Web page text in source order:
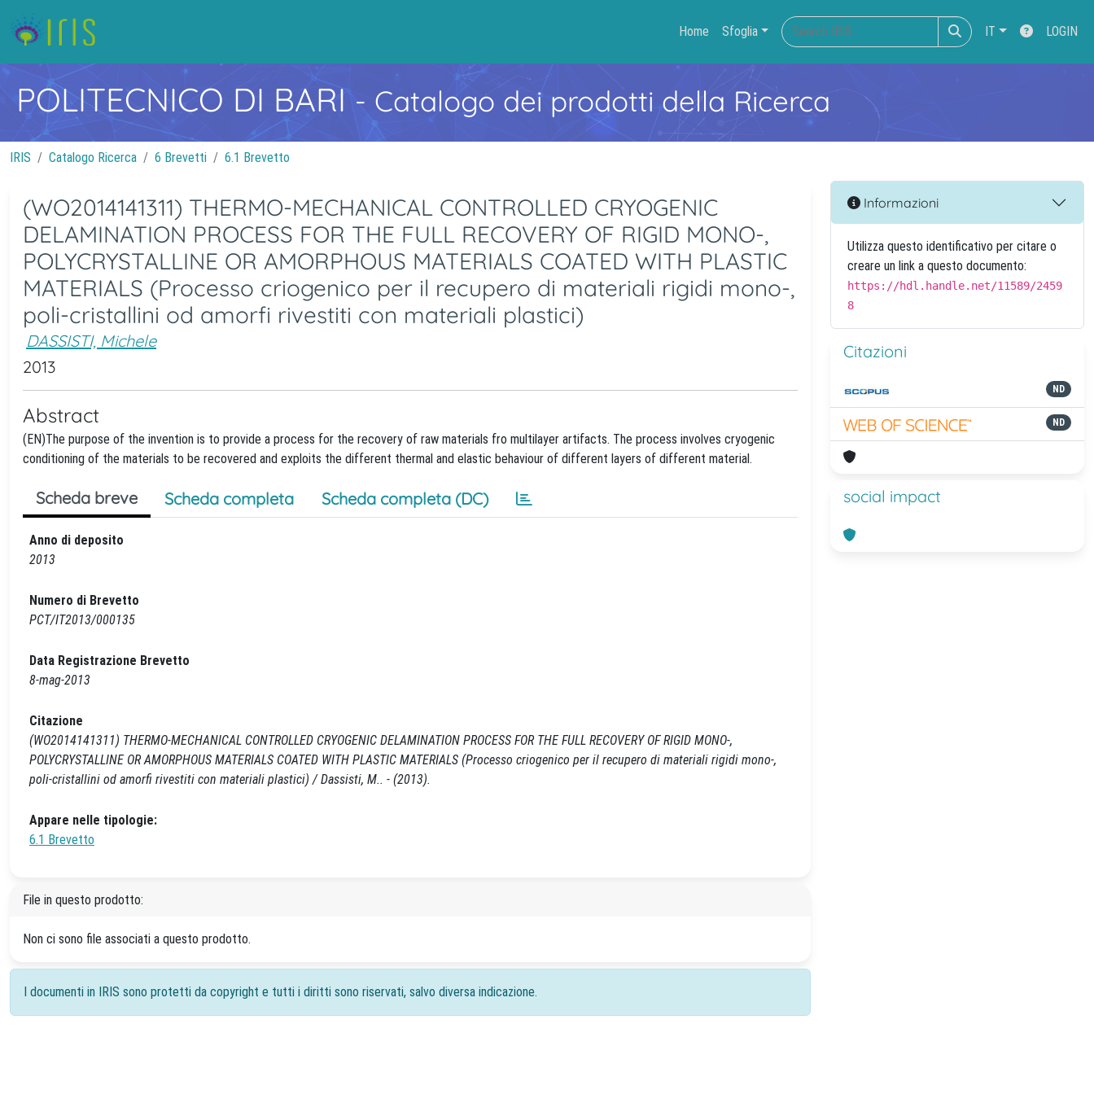
Home Sfoglia IT LOGIN
POLITECNICO DI BARI- Catalogo dei prodotti della Ricerca
IRIS Catalogo Ricerca 6 Brevetti 6.1 Brevetto
(WO2014141311) THERMO-MECHANICAL CONTROLLED CRYOGENIC
DELAMINATION PROCESS FOR THE FULL RECOVERY OF RIGID MONO-,
POLYCRYSTALLINE OR AMORPHOUS MATERIALS COATED WITH PLASTIC
MATERIALS (Processo criogenico per il recupero di materiali rigidi mono-,
poli-cristallini od amorfi rivestiti con materiali plastici)
DASSISTI, Michele
2013
Abstract
(EN)The purpose of the invention is to provide a process for the recovery of raw materials fro multilayer artifacts. The process involves cryogenic
conditioning of the materials to be recovered and exploits the different thermal and elastic behaviour of different layers of different material.
Scheda breve Scheda completa Scheda completa (DC)
Anno di deposito
2013
Numero di Brevetto
PCT/IT2013/000135
Data Registrazione Brevetto
8-mag-2013
Citazione
(WO2014141311) THERMO-MECHANICAL CONTROLLED CRYOGENIC DELAMINATION PROCESS FOR THE FULL RECOVERY OF RIGID MONO-,
POLYCRYSTALLINE OR AMORPHOUS MATERIALS COATED WITH PLASTIC MATERIALS (Processo criogenico per il recupero di materiali rigidi mono-,
poli-cristallini od amorfi rivestiti con materiali plastici) / Dassisti, M.. - (2013).
Appare nelle tipologie:
6.1 Brevetto
File in questo prodotto:
Non ci sono file associati a questo prodotto.
I documenti in IRIS sono protetti da copyright e tutti i diritti sono riservati, salvo diversa indicazione.
Informazioni
Utilizza questo identificativo per citare o
creare un link a questo documento:
https://hdl.handle.net/11589/2459
8
Citazioni
ND
ND
social impact